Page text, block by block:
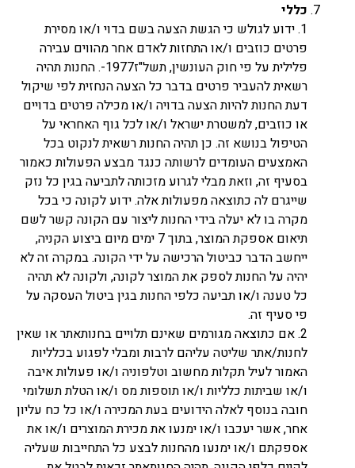
כללי
1. ידוע לגולש כי הגשת הצעה בשם בדוי ו/או מסירת
פרטים כוזבים ו/או התחזות לאדם אחר מהווים עבירה
פלילית על פי חוק העונשין, תשל"ז1977-. החנות תהיה
רשאית להעביר פרטים בדבר כל הצעה הנחזית לפי שיקול
דעת החנות להיות הצעה בדויה ו/או מכילה פרטים בדויים
או כוזבים, למשטרת ישראל ו/או לכל גוף האחראי על
הטיפול בנושא זה. כן תהיה החנות רשאית לנקוט בכל
האמצעים העומדים לרשותה כנגד מבצע הפעולות כאמור
בסעיף זה, וזאת מבלי לגרוע מזכותה לתביעה בגין כל נזק
שייגרם לה כתוצאה מפעולות אלה. ידוע לקונה כי בכל
מקרה בו לא יעלה בידי החנות ליצור עם הקונה קשר לשם
תיאום אספקת המוצר, בתוך 7 ימים מיום ביצוע הקניה,
ייחשב הדבר כביטול הרכישה על ידי הקונה. במקרה זה לא
יהיה על החנות לספק את המוצר לקונה, ולקונה לא תהיה
כל טענה ו/או תביעה כלפי החנות בגין ביטול העסקה על
פי סעיף זה.
2. אם כתוצאה מגורמים שאינם תלויים בחנותאתר או שאין
לחנות/אתר שליטה עליהם לרבות ומבלי לפגוע בכלליות
האמור לעיל תקלות מחשוב וטלפוניה ו/או פעולות איבה
ו/או שביתות כלליות ו/או תוספות מס ו/או הטלת תשלומי
חובה בנוסף לאלה הידועים בעת המכירה ו/או כל כח עליון
אחר, אשר יעכבו ו/או ימנעו את מכירת המוצרים ו/או את
אספקתם ו/או ימנעו מהחנות לבצע כל התחייבות שעליה